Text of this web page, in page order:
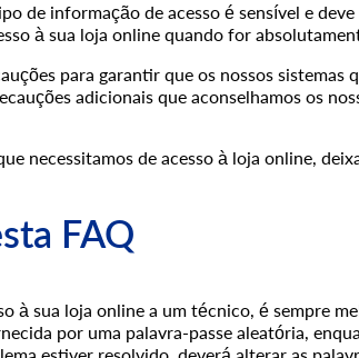
de informação de acesso é sensível e
à sua loja online quando for
para garantir que os nossos
adicionais que aconselhamos os
necessitamos de acesso à loja online,
FAQ
à sua loja online a um técnico, é sempre
por uma palavra-passe aleatória,
estiver resolvido, deverá alterar as